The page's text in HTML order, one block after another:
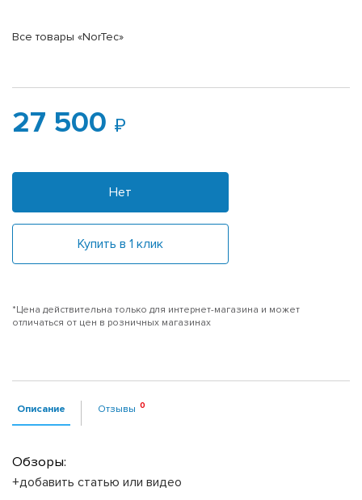
Все товары «NorTec»
27 500
Нет
Купить в 1 клик
*Цена действительна только для интернет-магазина и может
отличаться от цен в розничных магазинах
Описание Отзывы
Обзоры:
+добавить статью или видео